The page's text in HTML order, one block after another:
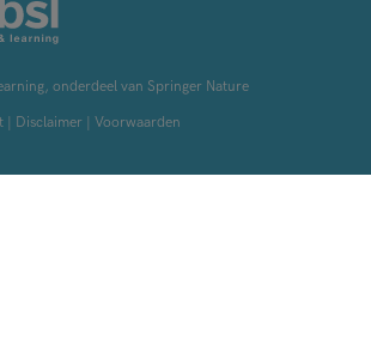
onderdeel van Springer Nature
Disclaimer Voorwaarden